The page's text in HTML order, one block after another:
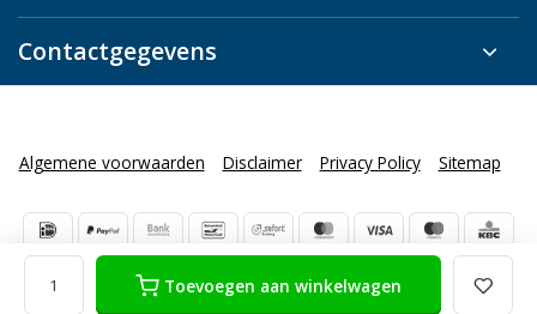
Toevoegen aan winkelwagen
Contactgegevens
Algemene voorwaarden Disclaimer Privacy Policy Sitemap